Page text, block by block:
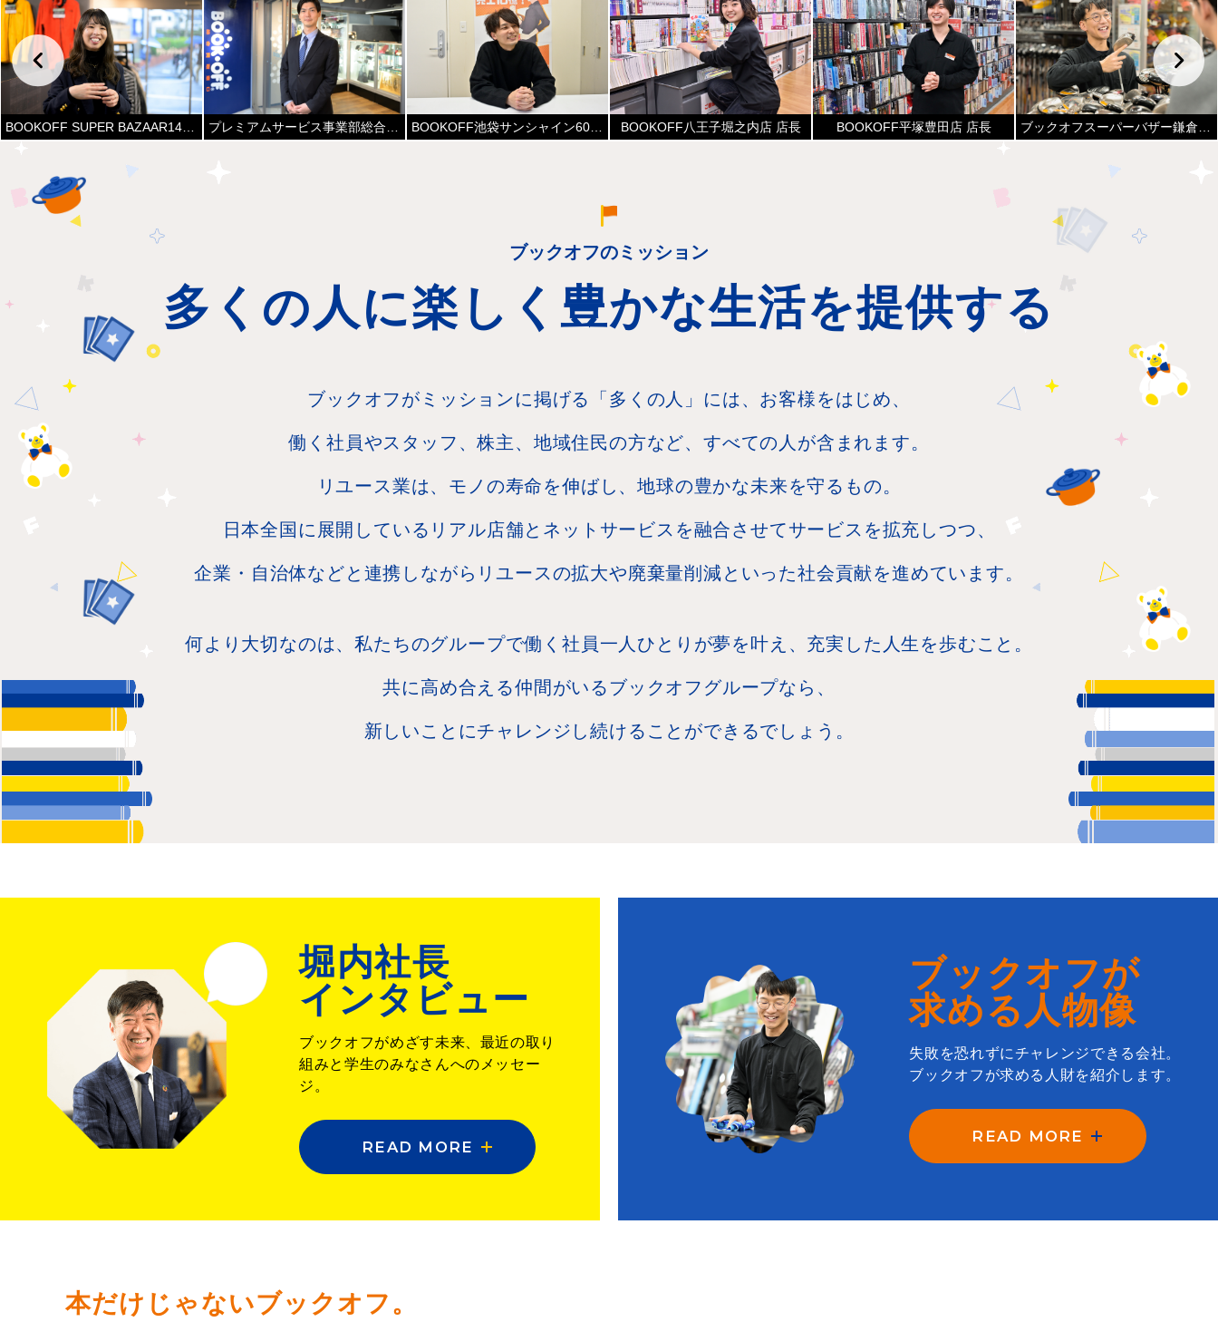
BOOKOFF八王子堀之内店 店長 BOOKOFF平塚豊田店 店長
ブックオフのミッション
多くの人に楽しく 豊かな生活を提供する
ブックオフがミッションに掲げる「多くの人」には、お客様をはじめ、
働く社員やスタッフ、株主、地域住民の方など、すべての人が含まれます。
リユース業は、モノの寿命を伸ばし、地球の豊かな未来を守るもの。
日本全国に展開しているリアル店舗とネットサービスを融合させてサービスを拡充しつつ、
企業・自治体などと連携しながらリユースの拡大や廃棄量削減といった社会貢献を進めています。
何より大切なのは、私たちのグループで働く社員一人ひとりが夢を叶え、充実した人生を歩むこと。
共に高め合える仲間がいるブックオフグループなら、
新しいことにチャレンジし続けることができるでしょう。
堀内社長
インタビュー
ブックオフがめざす未来、最近の取り
組みと学生のみなさんへのメッセー
ジ。
READ MORE
ブックオフが
求める人物像
失敗を恐れずにチャレンジできる会社。
ブックオフが求める人財を紹介します。
READ MORE
本だけじゃないブックオフ。